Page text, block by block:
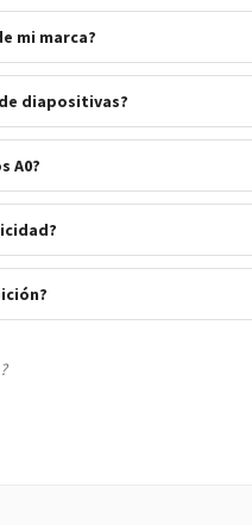
mi marca?
diapositivas?
A0?